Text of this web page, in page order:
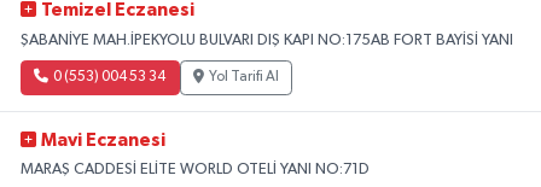
Temizel Eczanesi
ŞABANİYE MAH.İPEKYOLU BULVARI DIŞ KAPI NO:175AB FORT BAYİSİ YANI
0 (553) 004 53 34 Yol Tarifi Al
Mavi Eczanesi
MARAŞ CADDESİ ELİTE WORLD OTELİ YANI NO:71D